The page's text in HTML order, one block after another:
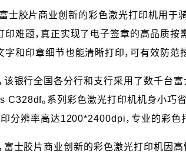
片商业创新的彩色激光打印机用于骑
印难题，真正实现了电子签章的高品质按
字和印章细节也能清晰打印，可有效防范
行全国各分行和支行采用了数千台富
C328df。系列彩色激光打印机机身小巧
印分辨率高达1200*2400dpi，专业的彩
胶片商业创新的彩色激光打印机因高性